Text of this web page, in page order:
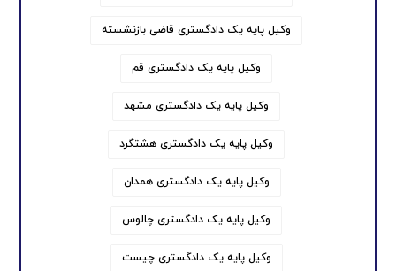
وکیل پایه یک دادگستری قاضی بازنشسته
وکیل پایه یک دادگستری قم
وکیل پایه یک دادگستری مشهد
وکیل پایه یک دادگستری هشتگرد
وکیل پایه یک دادگستری همدان
وکیل پایه یک دادگستری چالوس
وکیل پایه یک دادگستری چیست